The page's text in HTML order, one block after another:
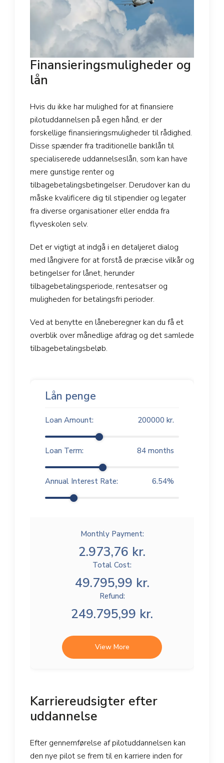
Finansieringsmuligheder og
lån
Hvis du ikke har mulighed for at finansiere
pilotuddannelsen på egen hånd, er der
forskellige finansieringsmuligheder til rådighed.
Disse spænder fra traditionelle banklån til
specialiserede uddannelseslån, som kan have
mere gunstige renter og
tilbagebetalingsbetingelser. Derudover kan du
måske kvalificere dig til stipendier og legater
fra diverse organisationer eller endda fra
flyveskolen selv.
Det er vigtigt at indgå i en detaljeret dialog
med långivere for at forstå de præcise vilkår og
betingelser for lånet, herunder
tilbagebetalingsperiode, rentesatser og
muligheden for betalingsfri perioder.
Ved at benytte en låneberegner kan du få et
overblik over månedlige afdrag og det samlede
tilbagebetalingsbeløb.
Lån penge
Loan Amount: 200000 kr.
Loan Term: 84 months
Annual Interest Rate: 6.54%
Monthly Payment:
2.973,76 kr.
Total Cost:
49.795,99 kr.
Refund:
249.795,99 kr.
View More
Karriereudsigter efter
uddannelse
Efter gennemførelse af pilotuddannelsen kan
den nye pilot se frem til en karriere inden for